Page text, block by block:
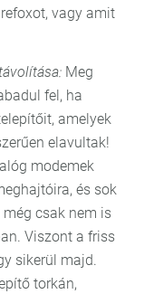
vagy amit
Meg
fel, ha
amelyek
elavultak!
modemek
és sok
csak nem is
Viszont a friss
sikerül majd.
torkán,